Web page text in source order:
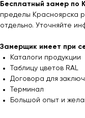
Бесплатный замер по
пределы Красноярска
отдельно. Уточняйте
Замерщик имеет при
Каталоги продукции
Таблицу цветов RAL
Договора для
Терминал
Большой опыт и